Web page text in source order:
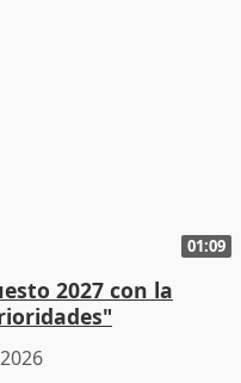
01:09
2027 con la